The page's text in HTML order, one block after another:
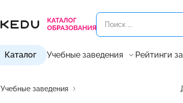
Каталог Учебные заведения Рейтинги
Учебные заведения